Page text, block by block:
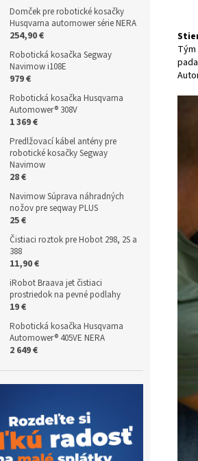
Domček pre robotické kosačky
Husqvarna automower série NERA
254,90 €
Robotická kosačka Segway
Navimow i108E
979 €
Robotická kosačka Husqvarna
Automower® 308V
1 369 €
Predlžovací kábel antény pre
robotické kosačky Segway
Navimow
28 €
Navimow Súprava náhradných
nožov pre seqway PLUS
25 €
Čistiaci roztok pre Hobot 298, 2S a
388
11,90 €
iRobot Braava jet čistiaci
prostriedok na pevné podlahy
19 €
Robotická kosačka Husqvarna
Automower® 405VE NERA
2 649 €